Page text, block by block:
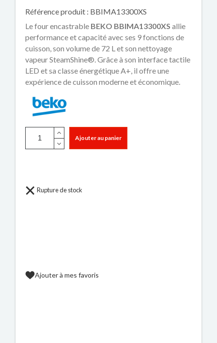
Référence produit : BBIMA13300XS
Le four encastrable BEKO BBIMA13300XS allie
performance et capacité avec ses 9 fonctions de
cuisson, son volume de 72 L et son nettoyage
vapeur SteamShine®. Grâce à son interface tactile
LED et sa classe énergétique A+, il offre une
expérience de cuisson moderne et économique.
Ajouter au panier
Rupture de stock
Ajouter à mes favoris